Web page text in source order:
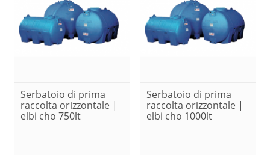
Serbatoio di prima
raccolta orizzontale |
elbi cho 750lt
Serbatoio di prima
raccolta orizzontale |
elbi cho 1000lt